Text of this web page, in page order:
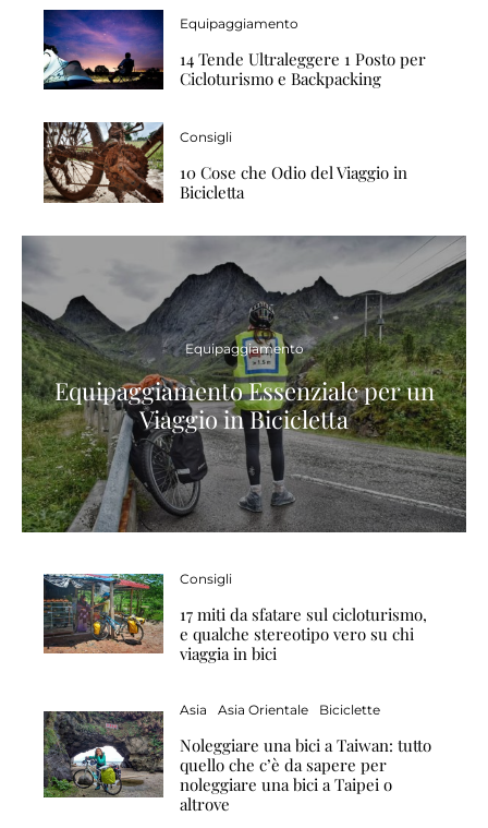
Equipaggiamento
14 Tende Ultraleggere 1 Posto per
Cicloturismo e Backpacking
Consigli
10 Cose che Odio del Viaggio in
Bicicletta
Equipaggiamento
Equipaggiamento Essenziale per un
Viaggio in Bicicletta
Consigli
17 miti da sfatare sul cicloturismo,
e qualche stereotipo vero su chi
viaggia in bici
Asia Asia Orientale Biciclette
Noleggiare una bici a Taiwan: tutto
quello che c’è da sapere per
noleggiare una bici a Taipei o
altrove